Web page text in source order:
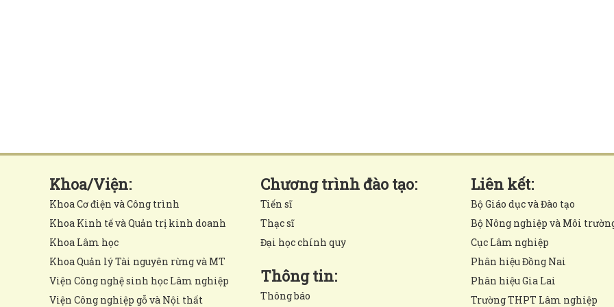
Khoa/Viện:
Khoa Cơ điện và Công trình
Khoa Kinh tế và Quản trị kinh doanh
Khoa Lâm học
Khoa Quản lý Tài nguyên rừng và MT
Viện Công nghệ sinh học Lâm nghiệp
Viện Công nghiệp gỗ và Nội thất
Chương trình đào tạo:
Tiến sĩ
Thạc sĩ
Đại học chính quy
Thông tin:
Thông báo
Liên kết:
Bộ Giáo dục và Đào tạo
Bộ Nông nghiệp và Môi
Cục Lâm nghiệp
Phân hiệu Đồng Nai
Phân hiệu Gia Lai
Trường THPT Lâm nghiệp